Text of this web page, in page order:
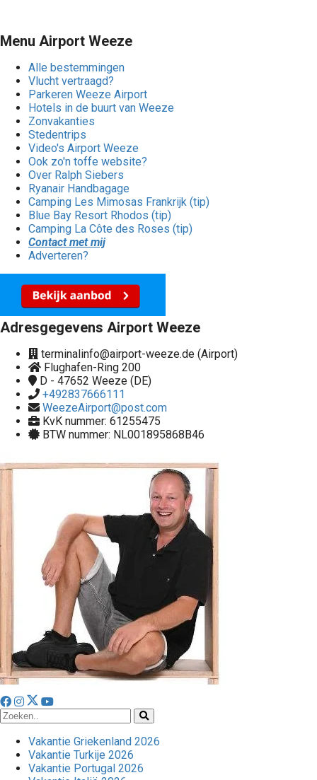
Menu Airport Weeze
Alle bestemmingen
Vlucht vertraagd?
Parkeren Weeze Airport
Hotels in de buurt van Weeze
Zonvakanties
Stedentrips
Video's Airport Weeze
Ook zo'n toffe website?
Over Ralph Siebers
Ryanair Handbagage
Camping Les Mimosas Frankrijk (tip)
Blue Bay Resort Rhodos (tip)
Camping La Côte des Roses (tip)
Contact met mij
Adverteren?
Adresgegevens Airport Weeze
terminalinfo@airport-weeze.de (Airport)
Flughafen-Ring 200
D - 47652 Weeze (DE)
+492837666111
WeezeAirport@post.com
KvK nummer: 61255475
BTW nummer: NL001895868B46
Vakantie Griekenland 2026
Vakantie Turkije 2026
Vakantie Portugal 2026